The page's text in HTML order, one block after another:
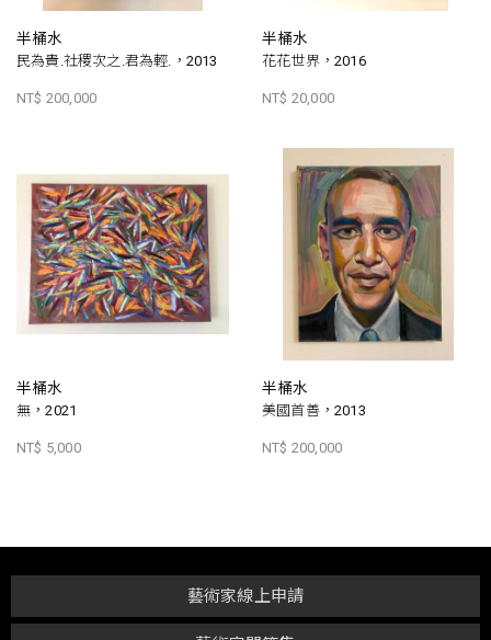
半桶水
民為貴.社稷次之.君為輕.，2013
NT$ 200,000
半桶水
花花世界，2016
NT$ 20,000
半桶水
無，2021
NT$ 5,000
半桶水
美國首善，2013
NT$ 200,000
藝術家線上申請